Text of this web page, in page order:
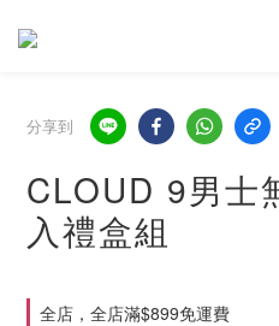
分享到
CLOUD 9男士
入禮盒組
全店，全店滿$899免運費